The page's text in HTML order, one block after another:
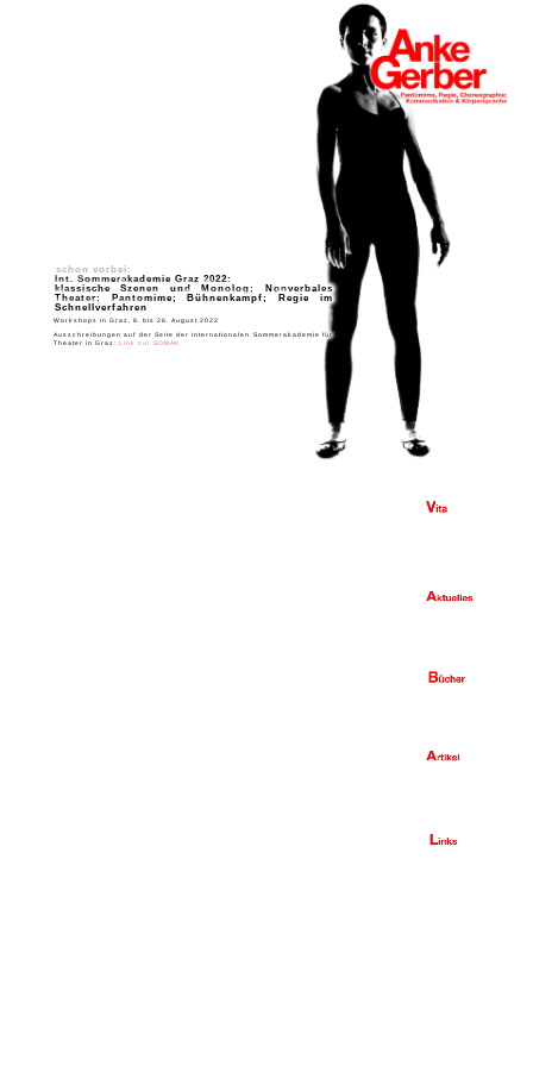
schon vorbei:
Int. Sommerakademie Graz 2022:
klassische Szenen und Monolog; Nonverbales
Theater; Pantomime; Bühnenkampf; Regie im
Schnellverfahren
Workshops in Graz, 8. bis 26. August 2022
Ausschreibungen auf der Seite der Internationalen Sommerakademie für
Theater in Graz:Link zur SOMAK